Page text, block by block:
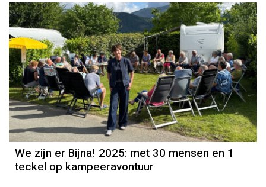
We zijn er Bijna! 2025: met 30 mensen en 1
teckel op kampeeravontuur